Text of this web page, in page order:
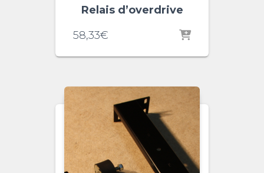
Relais d’overdrive
58,33€